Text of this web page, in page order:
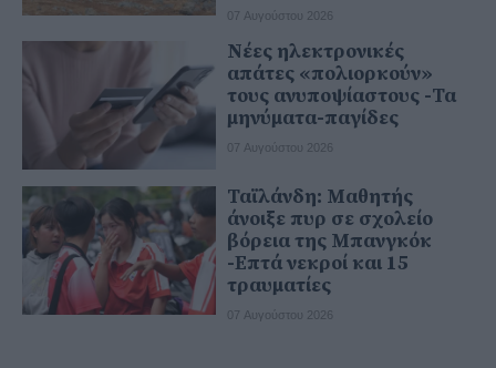
07 Αυγούστου 2026
Νέες ηλεκτρονικές
απάτες «πολιορκούν»
τους ανυποψίαστους -Τα
μηνύματα-παγίδες
07 Αυγούστου 2026
Ταϊλάνδη: Μαθητής
άνοιξε πυρ σε σχολείο
βόρεια της Μπανγκόκ
-Επτά νεκροί και 15
τραυματίες
07 Αυγούστου 2026